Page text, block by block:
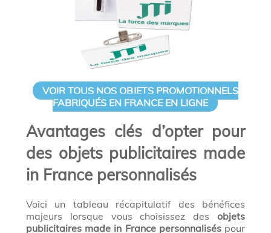
VOIR TOUS NOS OBJETS PROMOTIONNELS
FABRIQUÉS EN FRANCE EN LIGNE
Avantages clés d’opter pour
des objets publicitaires made
in France personnalisés
Voici un tableau récapitulatif des bénéfices
majeurs lorsque vous choisissez desobjets
publicitaires made in France personnalisés pour